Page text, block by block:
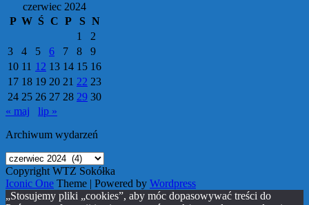
czerwiec 2024
P W Ś C P S N
1
2
3
4 5 6 7 8
9
10 11 12 13 14 15 16
17 18 19 20 21 22 23
24 25 26 27 28 29 30
« maj
lip »
Archiwum wydarzeń
Archiwum
wydarzeń
Copyright WTZ Sokółka
Iconic One Theme | Powered by Wordpress
„Stosujemy pliki „cookies”, aby móc dopasowywać treści do